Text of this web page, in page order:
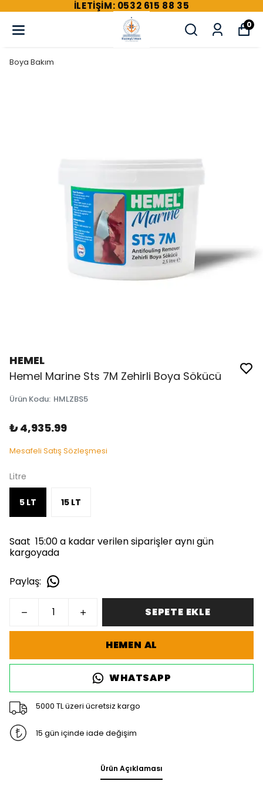
ILETIŞIM: 0532 615 88 35
0
Boya Bakım
HEMEL
Hemel Marine Sts 7M Zehirli Boya Sökücü
Ürün Kodu: HMLZBS5
₺ 4,935.99
Mesafeli Satış Sözleşmesi
Litre
5 LT 15 LT
Saat 15:00 a kadar verilen siparişler aynı gün
kargoyada
Paylaş:
SEPETE EKLE
HEMEN AL
WHATSAPP
5000 TL üzeri ücretsiz kargo
15 gün içinde iade değişim
Ürün Açıklaması